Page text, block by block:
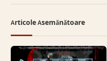
Articole Asemănătoare